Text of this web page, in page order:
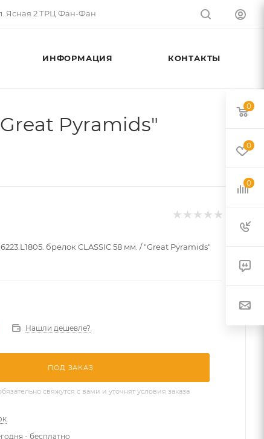
Ясная 2 ТРЦ Фан-Фан
ИНФОРМАЦИЯ КОНТАКТЫ
Pyramids"
брелок CLASSIC 58 мм. / "Great Pyramids"
Нашли дешевле?
ПОД ЗАКАЗ
свяжутся с вами и уточнят условия заказа
- бесплатно
0
0
0